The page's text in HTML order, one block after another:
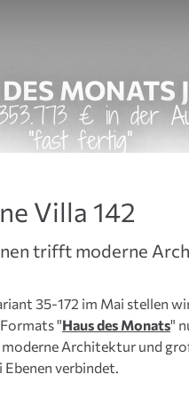
MONATS
€ in der
"fast fertig"
trifft moderne
Villa 142
35-172 im Mai stellen
"Haus des Monats"
moderne Architektur und
verbindet.